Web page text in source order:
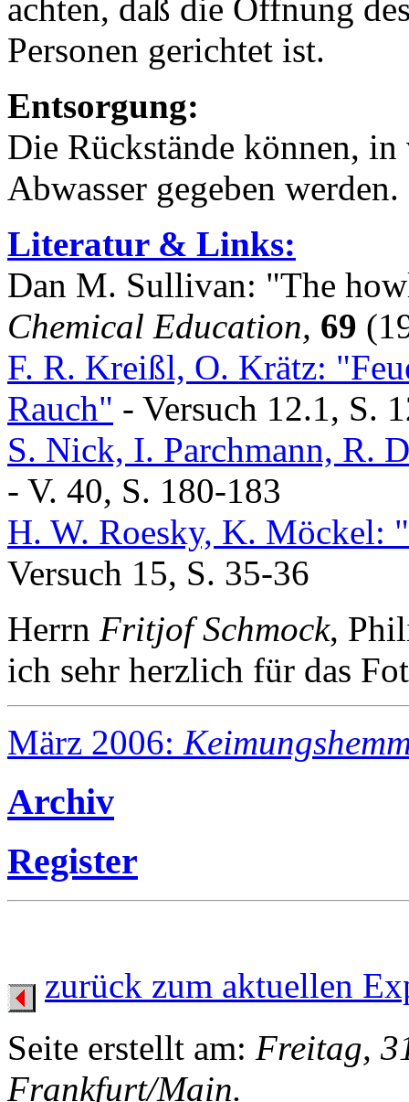
achten, daß die Öffnung
Personen gerichtet ist.
Entsorgung:
Die Rückstände können,
Abwasser gegeben werden.
Literatur & Links:
Dan M. Sullivan: "The
Chemical Education, 69
F. R. Kreißl, O. Krätz:
Rauch" - Versuch 12.1, S.
S. Nick, I. Parchmann, R.
- V. 40, S. 180-183
H. W. Roesky, K. Möckel:
Versuch 15, S. 35-36
Herrn Fritjof Schmock,
ich sehr herzlich für das
März 2006:
Archiv
Register
zurück zum aktuellen
Seite erstellt am: Freitag,
Frankfurt/Main.